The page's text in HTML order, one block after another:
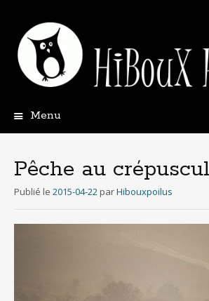
Menu
contenu
principal
Pêche au
Publié le 2015-04-22 parHibouxpoilus